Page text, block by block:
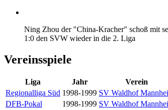
Ning Zhou der "China-Kracher" schoß mit
1:0 den SVW wieder in die 2. Liga
Vereinsspiele
Liga Jahr Verein
Regionalliga Süd 1998-1999 SV Waldhof
DFB-Pokal
1998-1999 SV Waldhof